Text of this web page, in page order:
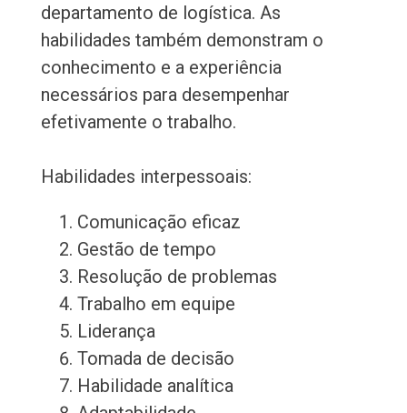
departamento de logística. As
habilidades também demonstram o
conhecimento e a experiência
necessários para desempenhar
efetivamente o trabalho.
Habilidades interpessoais:
Comunicação eficaz
Gestão de tempo
Resolução de problemas
Trabalho em equipe
Liderança
Tomada de decisão
Habilidade analítica